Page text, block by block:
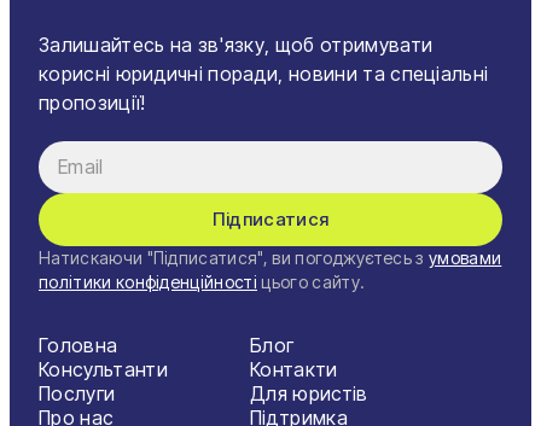
Залишайтесь на зв'язку, щоб отримувати
корисні юридичні поради, новини та спеціальні
пропозиції!
Підписатися
Натискаючи "Підписатися", ви погоджуєтесь з умовами
політики конфіденційності цього сайту.
Головна
Консультанти
Послуги
Про нас
Блог
Контакти
Для юристів
Підтримка